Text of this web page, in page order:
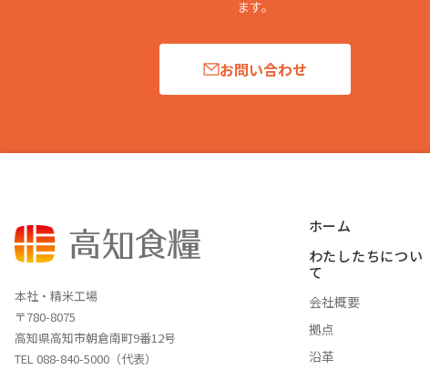
ます。
お問い合わせ
本社・精米工場
〒780-8075
高知県高知市朝倉南町9番12号
TEL 088-840-5000（代表）
ホーム
わたしたちについ
て
会社概要
拠点
沿革